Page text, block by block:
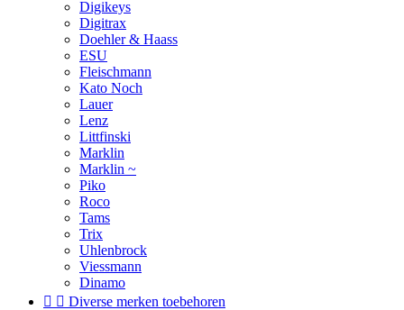
Digikeys
Digitrax
Doehler & Haass
ESU
Fleischmann
Kato Noch
Lauer
Lenz
Littfinski
Marklin
Marklin ~
Piko
Roco
Tams
Trix
Uhlenbrock
Viessmann
Dinamo
  Diverse merken toebehoren